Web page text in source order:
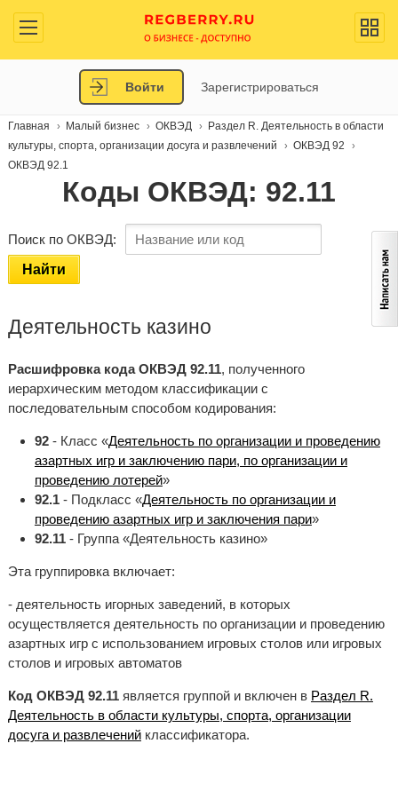
Войти Зарегистрироваться
Главная Малый бизнес ОКВЭД
Раздел R. Деятельность в области
культуры, спорта, организации досуга и развлечений
ОКВЭД 92
ОКВЭД 92.1
Коды ОКВЭД: 92.11
Поиск по ОКВЭД:
Найти
Деятельность казино
Расшифровка кода ОКВЭД 92.11, полученного
иерархическим методом классификации с
последовательным способом кодирования:
92- Класс «Деятельность по организации и проведению
азартных игр и заключению пари, по организации и
проведению лотерей»
92.1- Подкласс «Деятельность по организации и
проведению азартных игр и заключения пари»
92.11- Группа «Деятельность казино»
Эта группировка включает:
- деятельность игорных заведений, в которых
осуществляется деятельность по организации и проведению
азартных игр с использованием игровых столов или игровых
столов и игровых автоматов
Код ОКВЭД 92.11является группой и включен в Раздел R.
Деятельность в области культуры, спорта, организации
досуга и развлеченийклассификатора.